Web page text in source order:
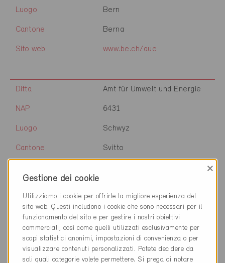
Luogo Bern
Cantone Berna
Sito web www.be.ch/aue
Ditta Amt für Umwelt und Energie
NAP 6431
Luogo Schwyz
Cantone Svitto
Ditta Amt für Wald und Energie
NAP 6371
Luogo Stans
Gestione dei cookie
×
Utilizziamo i cookie per offrirle la migliore esperienza del
sito web. Questi includono i cookie che sono necessari per il
funzionamento del sito e per gestire i nostri obiettivi
commerciali, così come quelli utilizzati esclusivamente per
scopi statistici anonimi, impostazioni di convenienza o per
visualizzare contenuti personalizzati. Potete decidere da
soli quali categorie volete permettere. Si prega di notare